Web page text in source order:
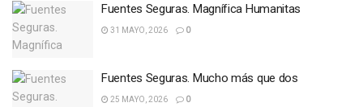
Fuentes Seguras. Magnífica Humanitas
31 MAYO, 2026 0
Fuentes Seguras. Mucho más que dos
25 MAYO, 2026 0